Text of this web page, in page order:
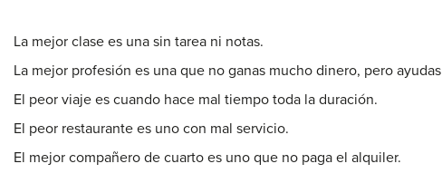
La mejor clase es una sin tarea ni notas.
La mejor profesión es una que no ganas mucho dinero, pero ayudas
El peor viaje es cuando hace mal tiempo toda la duración.
El peor restaurante es uno con mal servicio.
El mejor compañero de cuarto es uno que no paga el alquiler.